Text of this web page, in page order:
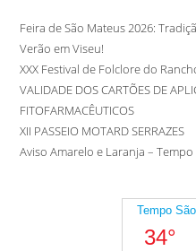
Feira de São Mateus 2026:
Verão em Viseu!
XXX Festival de Folclore do
VALIDADE DOS CARTÕES DE
FITOFARMACÊUTICOS
XII PASSEIO MOTARD SERRAZES
Aviso Amarelo e Laranja –